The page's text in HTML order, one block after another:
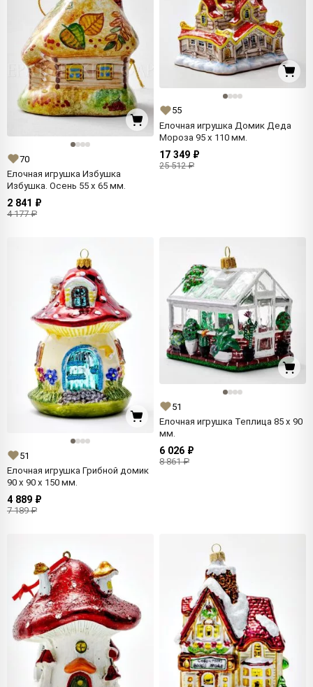
70
Елочная игрушка Избушка
Избушка. Осень 55 x 65 мм.
2 841 ₽
4 177 ₽
55
Елочная игрушка Домик Деда
Мороза 95 x 110 мм.
17 349 ₽
25 512 ₽
51
Елочная игрушка Грибной домик
90 x 90 x 150 мм.
4 889 ₽
7 189 ₽
51
Елочная игрушка Теплица 85 x 90
мм.
6 026 ₽
8 861 ₽